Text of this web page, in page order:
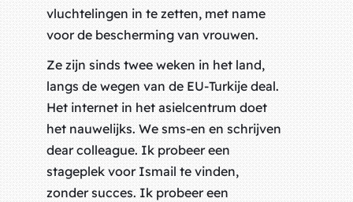
vluchtelingen in te zetten, met name
voor de bescherming van vrouwen.
Ze zijn sinds twee weken in het land,
langs de wegen van de EU-Turkije deal.
Het internet in het asielcentrum doet
het nauwelijks. We sms-en en schrijven
dear colleague. Ik probeer een
stageplek voor Ismail te vinden,
zonder succes. Ik probeer een